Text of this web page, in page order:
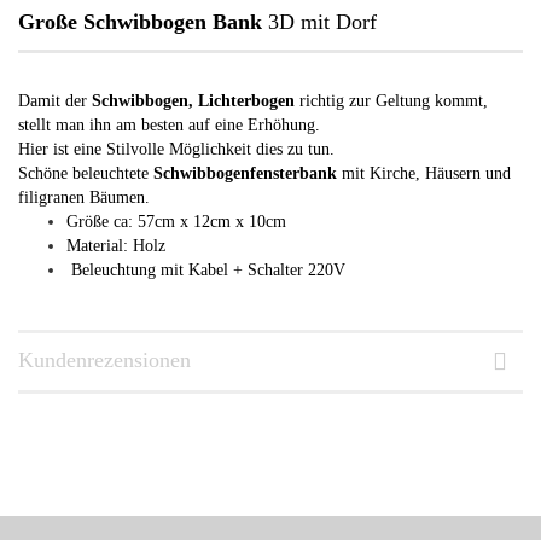
Große Schwibbogen Bank 3D mit Dorf
Damit der Schwibbogen, Lichterbogen richtig zur Geltung kommt,
stellt man ihn am besten auf eine Erhöhung.
Hier ist eine Stilvolle Möglichkeit dies zu tun.
Schöne beleuchtete Schwibbogenfensterbank mit Kirche, Häusern und
filigranen Bäumen.
Größe ca: 57cm x 12cm x 10cm
Material: Holz
Beleuchtung mit Kabel + Schalter 220V
Kundenrezensionen